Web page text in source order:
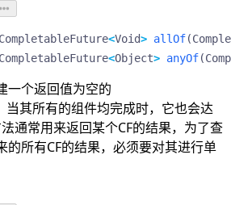
CompletableFuture<Void> allOf(
CompletableFuture<Object> anyOf(
一个返回值为空的
其所有的组件均完成时，它也会达
通常用来返回某个CF的结果，为了查
所有CF的结果，必须要对其进行单